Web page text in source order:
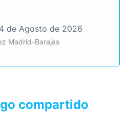
de Agosto de 2026
Madrid-Barajas
compartido